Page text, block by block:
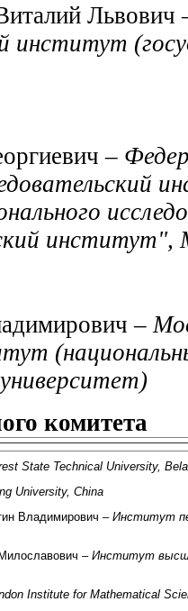
Львович
институт
–
институт",
–
комитета
State Technical University,
University, China
Владимирович – Институт
– Институт
Institute for Mathematical